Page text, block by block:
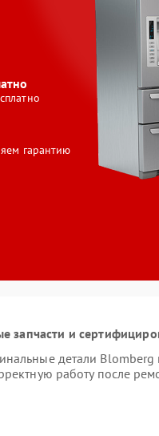
гарантию
запчасти и
детали
работу после